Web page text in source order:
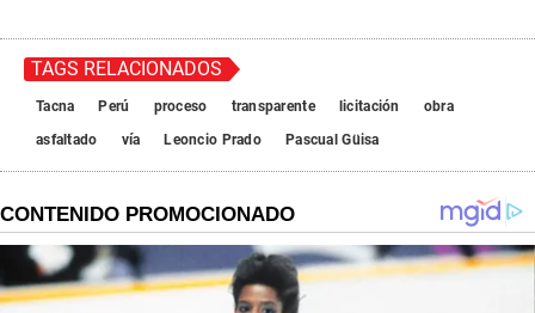
TAGS RELACIONADOS
Tacna Perú proceso transparente licitación
obra
asfaltado
vía Leoncio Prado Pascual Güisa